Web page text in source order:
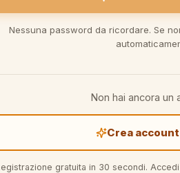
Nessuna password da ricordare. Se
Non hai ancora un
Crea
gratuita in 30 secondi.